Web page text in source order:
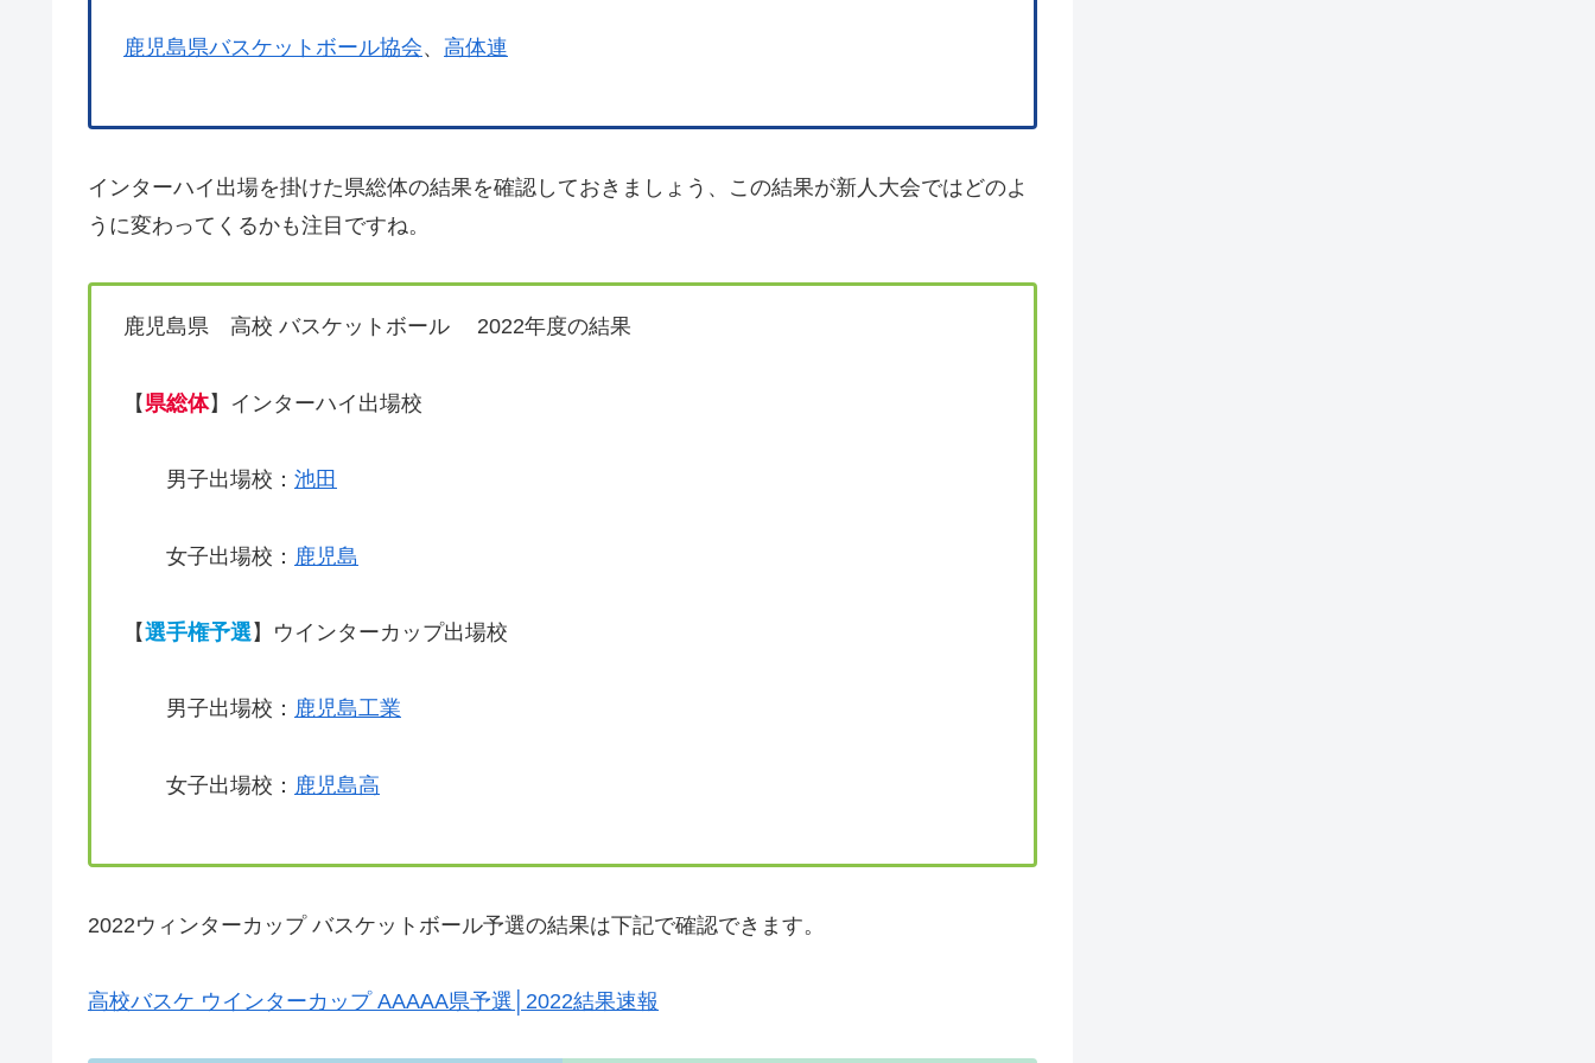
鹿児島県バスケットボール協会、 高体連
インターハイ出場を掛けた県総体の結果を確認しておきましょう、この結果が新人大会ではどのよ
うに変わってくるかも注目ですね。
鹿児島県 高校 バスケットボール 2022年度の結果
【 県総体】インターハイ出場校
男子出場校： 池田
女子出場校： 鹿児島
【選手権予選】ウインターカップ出場校
男子出場校： 鹿児島工業
女子出場校： 鹿児島高
2022ウィンターカップ バスケットボール予選の結果は下記で確認できます。
高校バスケ ウインターカップ AAAAA県予選│2022結果速報